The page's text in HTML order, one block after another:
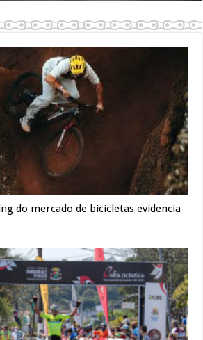
do mercado de bicicletas evidencia